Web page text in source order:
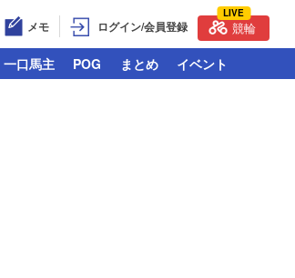
メモ ログイン/会員登録
LIVE
競輪
一口馬主 POG まとめ イベント